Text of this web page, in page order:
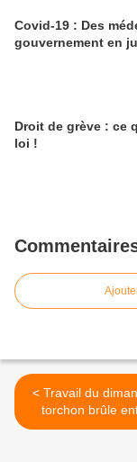
Covid-19 : Des
gouvernement en
Droit de grève : ce
loi !
< Travail du dimanche : le
torchon brûle
bibliothécaires et